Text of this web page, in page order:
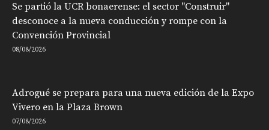
Se partió la UCR bonaerense: el sector "Construir"
desconoce a la nueva conducción y rompe con la
Convención Provincial
08/08/2026
Adrogué se prepara para una nueva edición de la Expo
Vivero en la Plaza Brown
07/08/2026